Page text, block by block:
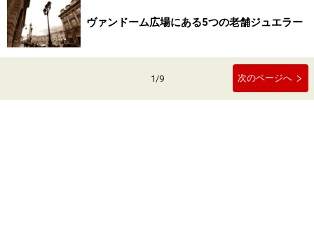
ヴァンドーム広場にある5つの老舗ジュエラー
1/9 次のページへ